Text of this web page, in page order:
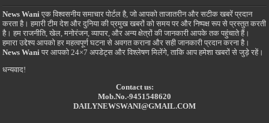
News Wani एक विश्वसनीय समाचार पोर्टल है, जो आपको ताजातरीन और सटीक खबरें प्रदान
करता है। हमारी टीम देश और दुनिया की प्रमुख खबरों को समय पर और निष्पक्ष रूप से प्रस्तुत करती
है। हम राजनीति, खेल, मनोरंजन, व्यापार, और अन्य क्षेत्रों की जानकारी आपके तक पहुंचाते हैं।
हमारा उद्देश्य आपको हर महत्वपूर्ण घटना से अवगत कराना और सही जानकारी प्रदान करना है।
News Wani पर आपको 24×7 अपडेट्स और विश्लेषण मिलेंगे, ताकि आप हमेशा खबरों से जुड़े रहें।
धन्यवाद!
Contact us:
Mob.No.-9451548620
DAILYNEWSWANI@GMAIL.COM